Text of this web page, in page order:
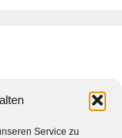
Service zu